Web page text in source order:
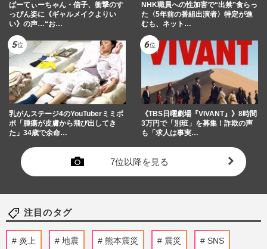
ぱーてぃーちゃん・信子、衝撃のす
っぴん姿に《ギャルメイクよりい
い》の声…“お…
NHK職員への性加害で“出禁”食らっ
た〈5年前の番組出演者〉特定が進
むも、ネット…
乳がんステージ4のYouTuberミミポ
ポ「腫瘍が皮膚から飛び出してき
た」34歳で余命…
《TBS日曜劇場『VIVANT』》8時間
3万円で「別班」を募集！詐欺の声
も「求人は事実…
7位以降を見る
注目のタグ
炎上 地震 熊本震災 震災 SNS